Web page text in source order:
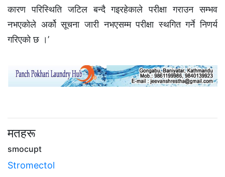
कारण परिस्थिति जटिल बन्दै गइरहेकाले परीक्षा गराउन सम्भव
नभएकोले अर्को सूचना जारी नभएसम्म परीक्षा स्थगित गर्ने निणर्य
गरिएको छ ।’
मतहरू
smocupt
Stromectol